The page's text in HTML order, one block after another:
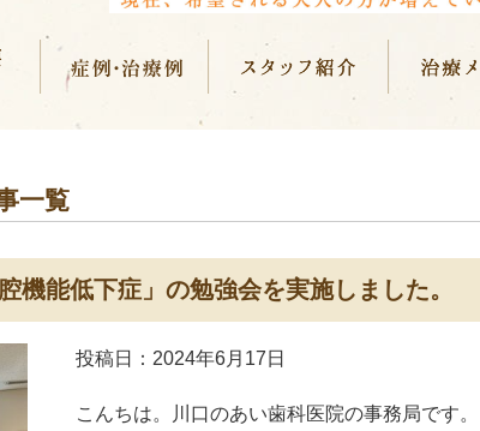
クリニック概要(初めての方へ)
症例・治療例
一覧
機能低下症」の勉強会を実施しました。
投稿日：2024年6月17日
こんちは。川口のあい歯科医院の事務局です。